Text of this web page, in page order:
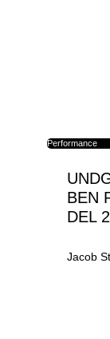
Performance
BEN
DEL 2
Jacob